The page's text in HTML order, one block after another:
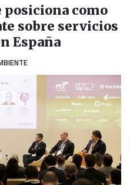
posiciona como
sobre servicios
España